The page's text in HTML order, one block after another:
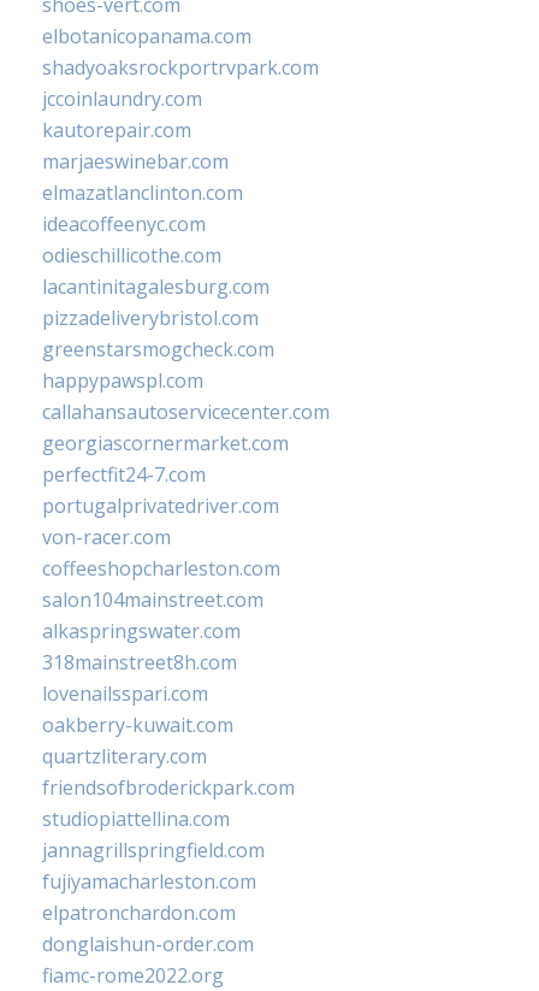
elbotanicopanama.com
shadyoaksrockportrvpark.com
jccoinlaundry.com
kautorepair.com
marjaeswinebar.com
elmazatlanclinton.com
ideacoffeenyc.com
odieschillicothe.com
lacantinitagalesburg.com
pizzadeliverybristol.com
greenstarsmogcheck.com
happypawspl.com
callahansautoservicecenter.com
georgiascornermarket.com
perfectfit24-7.com
portugalprivatedriver.com
von-racer.com
coffeeshopcharleston.com
salon104mainstreet.com
alkaspringswater.com
318mainstreet8h.com
lovenailsspari.com
oakberry-kuwait.com
quartzliterary.com
friendsofbroderickpark.com
studiopiattellina.com
jannagrillspringfield.com
fujiyamacharleston.com
elpatronchardon.com
donglaishun-order.com
fiamc-rome2022.org